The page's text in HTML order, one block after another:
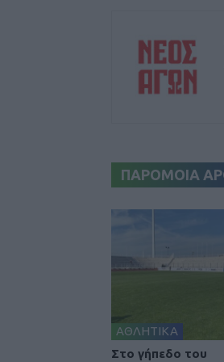
ΠΑΡΟΜΟΙΑ
ΑΘΛΗΤΙΚΑ
Στο γήπεδο του